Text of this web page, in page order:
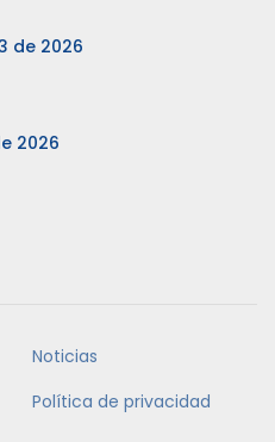
de 2026
2026
Noticias
Política de privacidad